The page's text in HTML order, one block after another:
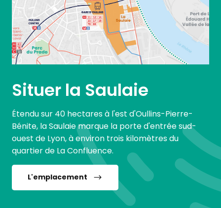
Situer la Saulaie
Étendu sur 40 hectares à l'est d'Oullins-Pierre-
Bénite, la Saulaie marque la porte d'entrée sud-
ouest de Lyon, à environ trois kilomètres du
quartier de La Confluence.
L'emplacement